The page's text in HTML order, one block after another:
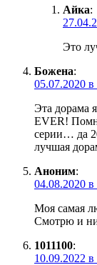
Айка:
Это
Божена:
05.07.2020 в
Эта дорама
EVER!
серии… да
лучшая
Аноним:
04.08.2020 в
Моя самая
Смотрю и
1011100:
10.09.2022 в